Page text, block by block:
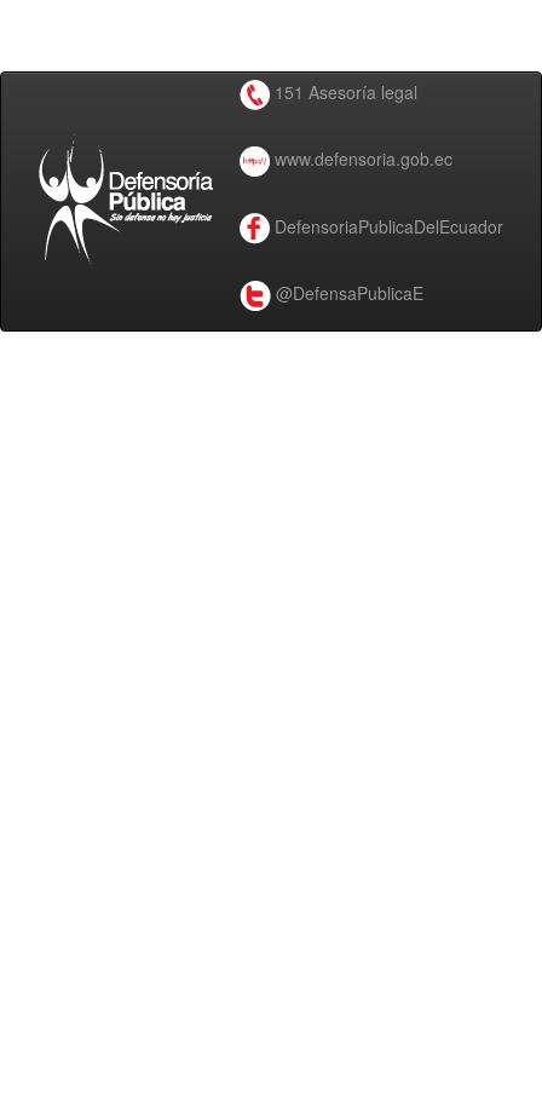
151 Asesoría legal
www.defensoria.gob.ec
DefensoriaPublicaDelEcuador
@DefensaPublicaE